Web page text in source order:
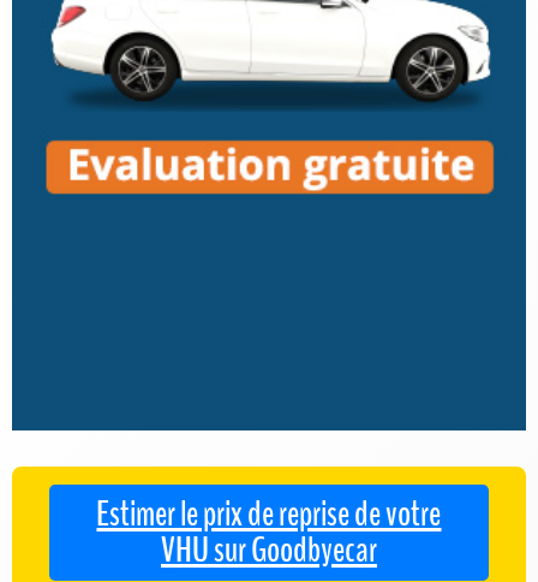
Estimer le prix de reprise de votre
VHU sur Goodbyecar